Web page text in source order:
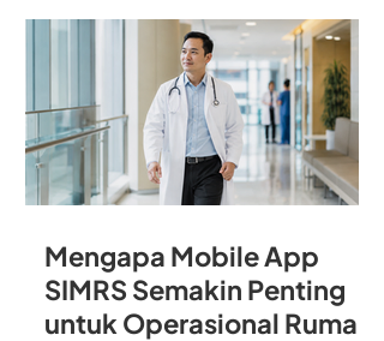
Rumah Sakit
Mengapa Mobile App
SIMRS Semakin Penting
untuk Operasional Rumah